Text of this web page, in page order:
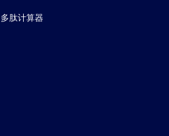
多肽计算器